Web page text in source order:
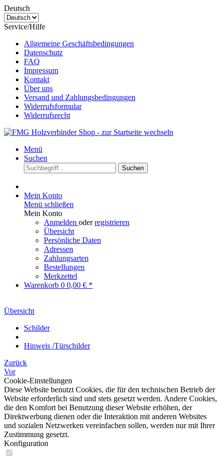
Deutsch
Service/Hilfe
Allgemeine Geschäftsbedingungen
Datenschutz
FAQ
Impressum
Kontakt
Über uns
Versand und Zahlungsbedingungen
Widerrufsformular
Widerrufsrecht
Menü
Suchen
Suchen
Mein Konto
Menü schließen
Mein Konto
Anmelden oderregistrieren
Übersicht
Persönliche Daten
Adressen
Zahlungsarten
Bestellungen
Merkzettel
Warenkorb 0 0,00 € *
Übersicht
Schilder
Hinweis /Türschilder
Zurück
Vor
Cookie-Einstellungen
Diese Website benutzt Cookies, die für den technischen Betrieb der
Website erforderlich sind und stets gesetzt werden. Andere Cookies,
die den Komfort bei Benutzung dieser Website erhöhen, der
Direktwerbung dienen oder die Interaktion mit anderen Websites
und sozialen Netzwerken vereinfachen sollen, werden nur mit Ihrer
Zustimmung gesetzt.
Konfiguration